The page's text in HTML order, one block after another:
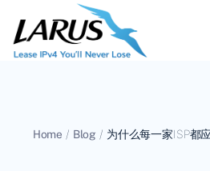
Home / Blog / 为什么每一家ISP都